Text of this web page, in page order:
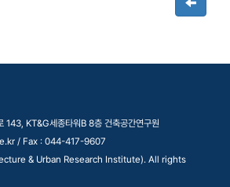
143, KT&G세종타워B 8층 건축공간연구원
/ Fax : 044-417-9607
& Urban Research Institute). All rights